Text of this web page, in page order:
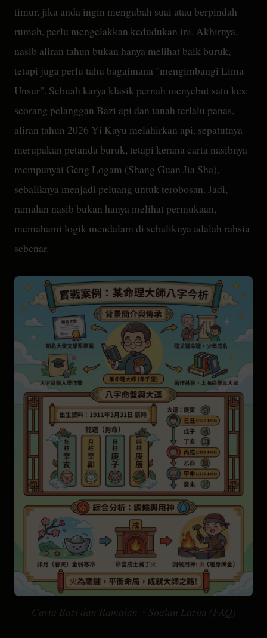
timur, jika anda ingin mengubah suai atau berpindah
rumah, perlu mengelakkan kedudukan ini. Akhirnya,
nasib aliran tahun bukan hanya melihat baik buruk,
tetapi juga perlu tahu bagaimana "mengimbangi Lima
Unsur". Sebuah karya klasik pernah menyebut satu kes:
seorang pelanggan Bazi api dan tanah terlalu panas,
aliran tahun 2026 Yi Kayu melahirkan api, sepatutnya
merupakan petanda buruk, tetapi kerana carta nasibnya
mempunyai Geng Logam (Shang Guan Jia Sha),
sebaliknya menjadi peluang untuk terobosan. Jadi,
ramalan nasib bukan hanya melihat permukaan,
memahami logik mendalam di sebaliknya adalah rahsia
sebenar.
Carta Bazi dan Ramalan・Soalan Lazim (FAQ)